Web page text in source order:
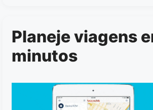
Planeje viagens
minutos